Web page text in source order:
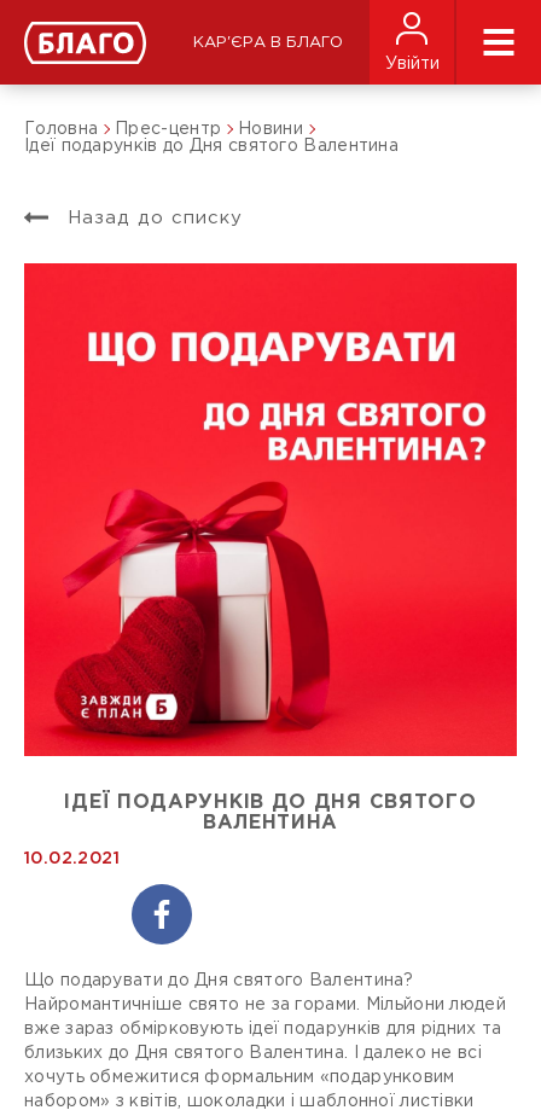
КАР'ЄРА В БЛАГО
Увійти
Головна Прес-центр
Новини
Ідеї подарунків до Дня святого Валентина
Назад до списку
ІДЕЇ ПОДАРУНКІВ ДО ДНЯ СВЯТОГО
ВАЛЕНТИНА
10.02.2021
Що подарувати до Дня святого Валентина?
Найромантичніше свято не за горами. Мільйони людей
вже зараз обмірковують ідеї подарунків для рідних та
близьких до Дня святого Валентина. І далеко не всі
хочуть обмежитися формальним «подарунковим
набором» з квітів, шоколадки і шаблонної листівки